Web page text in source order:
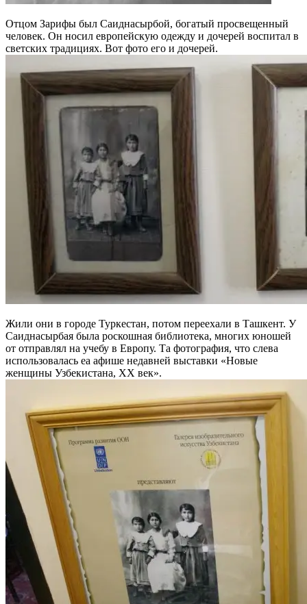
Отцом Зарифы был Саиднасырбой, богатый просвещенный
человек. Он носил европейскую одежду и дочерей воспитал в
светских традициях. Вот фото его и дочерей.
Жили они в городе Туркестан, потом переехали в Ташкент. У
Саиднасырбая была роскошная библиотека, многих юношей
от отправлял на учебу в Европу. Та фотография, что слева
использовалась еа афише недавней выставки «Новые
женщины Узбекистана, ХХ век».